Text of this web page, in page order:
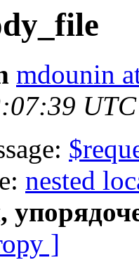
mdounin
nested
]